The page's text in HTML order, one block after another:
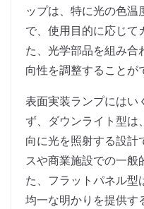
ップは、特に光の色温
で、使用目的に応じて
た、光学部品を組み合
向性を調整することが
表面実装ランプにはい
ず、ダウンライト型は
向に光を照射する設計
スや商業施設での一般
た、フラットパネル型
均一な明かりを提供す